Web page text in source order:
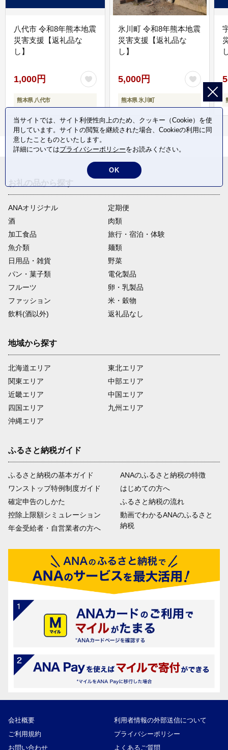
八代市 令和8年熊本地震
災害支援【返礼品な
し】
1,000円
熊本県 八代市
氷川町 令和8年熊本地震
災害支援【返礼品な
し】
5,000円
熊本県 氷川町
ANAオリジナル
定期便
酒
肉類
加工食品
旅行・宿泊・体験
魚介類
麺類
日用品・雑貨
野菜
パン・菓子類
電化製品
フルーツ
卵・乳製品
ファッション
米・穀物
飲料(酒以外)
返礼品なし
地域から探す
北海道エリア
関東エリア
近畿エリア
四国エリア
沖縄エリア
東北エリア
中部エリア
中国エリア
九州エリア
ふるさと納税ガイド
ふるさと納税の基本ガイド
ワンストップ特例制度ガイド
確定申告のしかた
控除上限額シミュレーション
年金受給者・自営業者の方へ
ANAのふるさと納税の特徴
はじめての方へ
ふるさと納税の流れ
動画でわかるANAのふるさと
納税
会社概要
利用者情報の外部送信について
ご利用規約
プライバシーポリシー
お問い合わせ
よくあるご質問
当サイトでは、サイト利便性向上のため、クッキー（Cookie）を使
用しています。サイトの閲覧を継続された場合、Cookieの利用に同
意したことものといたします。
詳細についてはプライバシーポリシーをお読みください。
OK